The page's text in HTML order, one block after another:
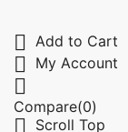
 Add to Cart
 My Account

Compare(0)
 Scroll Top